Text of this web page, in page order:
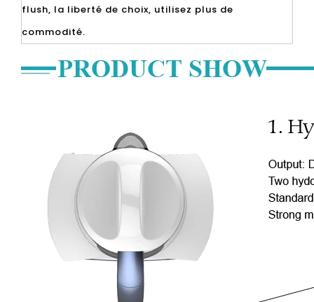
flush, la liberté de choix, utilisez plus de
commodité.